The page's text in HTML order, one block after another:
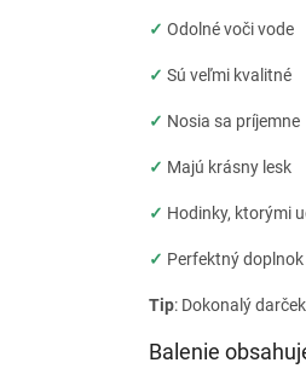
✓ Odolné voči vode
✓ Sú veľmi kvalitné
✓ Nosia sa príjemne
✓ Majú krásny lesk
✓ Hodinky, ktorými
✓ Perfektný
Tip: Dokonalý
Balenie